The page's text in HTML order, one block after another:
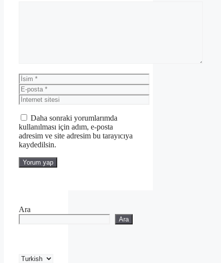
İsim
E-
posta
İnternet
sitesi
Daha sonraki yorumlarımda
kullanılması için adım, e-posta
adresim ve site adresim bu tarayıcıya
kaydedilsin.
Ara
Ara